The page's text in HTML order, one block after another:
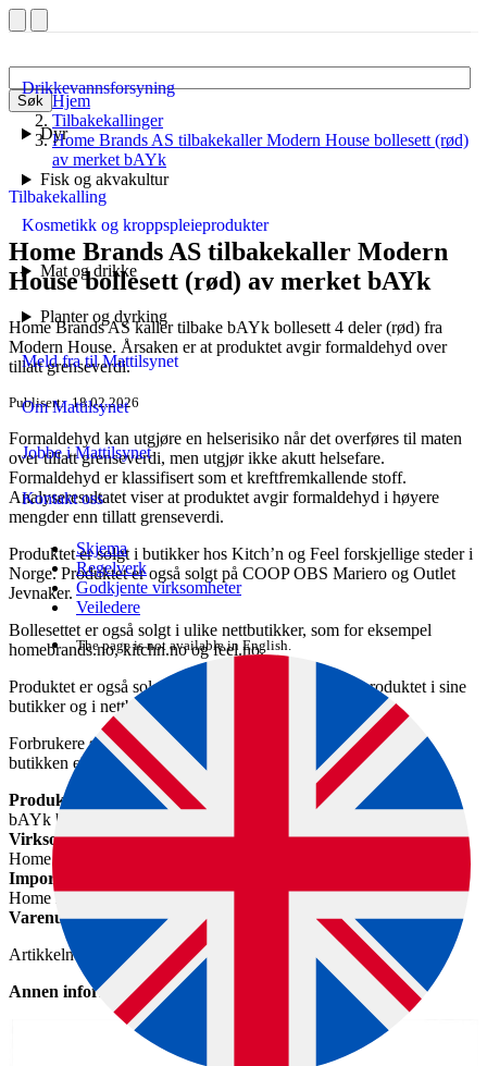
Søk
Drikkevannsforsyning
Dyr
Fisk og akvakultur
Kosmetikk og kroppspleieprodukter
Mat og drikke
Planter og dyrking
Meld fra til Mattilsynet
Om Mattilsynet
Jobbe i Mattilsynet
Kontakt oss
Skjema
Regelverk
Godkjente virksomheter
Veiledere
The page is not available in English.
Hjem
Tilbakekallinger
Home Brands AS tilbakekaller Modern House bollesett (rød)
av merket bAYk
Tilbakekalling
Home Brands AS tilbakekaller Modern
House bollesett (rød) av merket bAYk
Home Brands AS kaller tilbake bAYk bollesett 4 deler (rød) fra
Modern House. Årsaken er at produktet avgir formaldehyd over
tillatt grenseverdi.
Publisert 18.02.2026
Formaldehyd kan utgjøre en helserisiko når det overføres til maten
over tillatt grenseverdi, men utgjør ikke akutt helsefare.
Formaldehyd er klassifisert som et kreftfremkallende stoff.
Analyseresultatet viser at produktet avgir formaldehyd i høyere
mengder enn tillatt grenseverdi.
Produktet er solgt i butikker hos Kitch’n og Feel forskjellige steder i
Norge. Produktet er også solgt på COOP OBS Mariero og Outlet
Jevnaker.
Bollesettet er også solgt i ulike nettbutikker, som for eksempel
homebrands.no, kitchn.no og feel.no.
Produktet er også solgt i Sverige. Cervera har solgt produktet i sine
butikker og i nettbutikkene cervera.se og cervera.no.
Forbrukere som har kjøpt produktet, kan levere det tilbake til
butikken eller kaste det.
Produktnavn
bAYk bollesett med lokk 4 deler (rød) Modern House
Virksomhet som kaller tilbake varen
Home Brands AS
Importør
Home Brands AS
Varenummer, for eksempel EAN-nummer
Artikkelnummer: 46205221, EAN: 7070549174626
Annen informasjon